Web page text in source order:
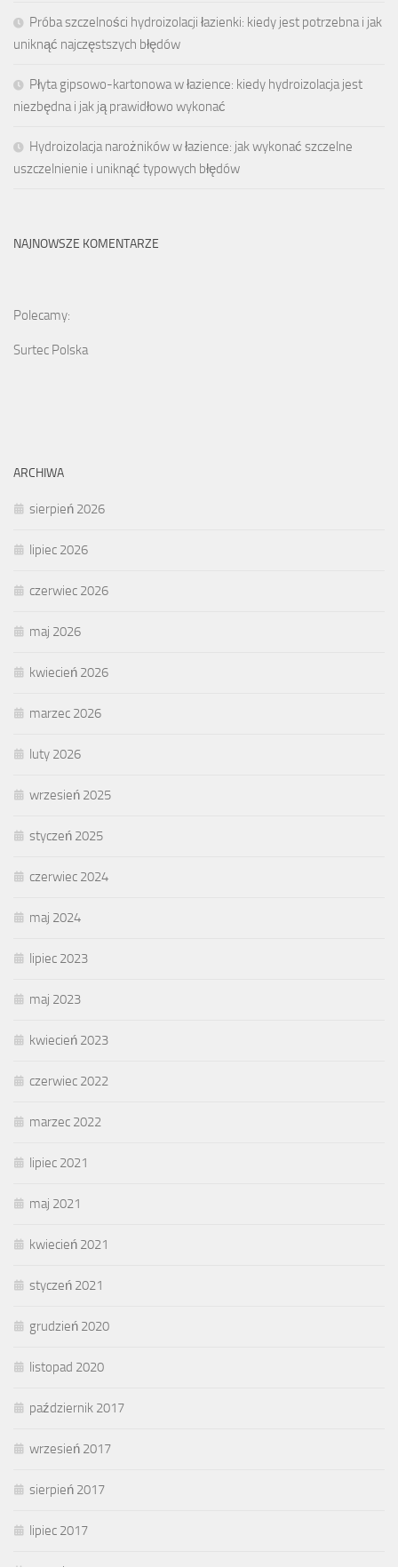
Próba szczelności hydroizolacji łazienki: kiedy jest potrzebna i jak
uniknąć najczęstszych błędów
Płyta gipsowo-kartonowa w łazience: kiedy hydroizolacja jest
niezbędna i jak ją prawidłowo wykonać
Hydroizolacja narożników w łazience: jak wykonać szczelne
uszczelnienie i uniknąć typowych błędów
NAJNOWSZE KOMENTARZE
Polecamy:
Surtec Polska
ARCHIWA
sierpień 2026
lipiec 2026
czerwiec 2026
maj 2026
kwiecień 2026
marzec 2026
luty 2026
wrzesień 2025
styczeń 2025
czerwiec 2024
maj 2024
lipiec 2023
maj 2023
kwiecień 2023
czerwiec 2022
marzec 2022
lipiec 2021
maj 2021
kwiecień 2021
styczeń 2021
grudzień 2020
listopad 2020
październik 2017
wrzesień 2017
sierpień 2017
lipiec 2017